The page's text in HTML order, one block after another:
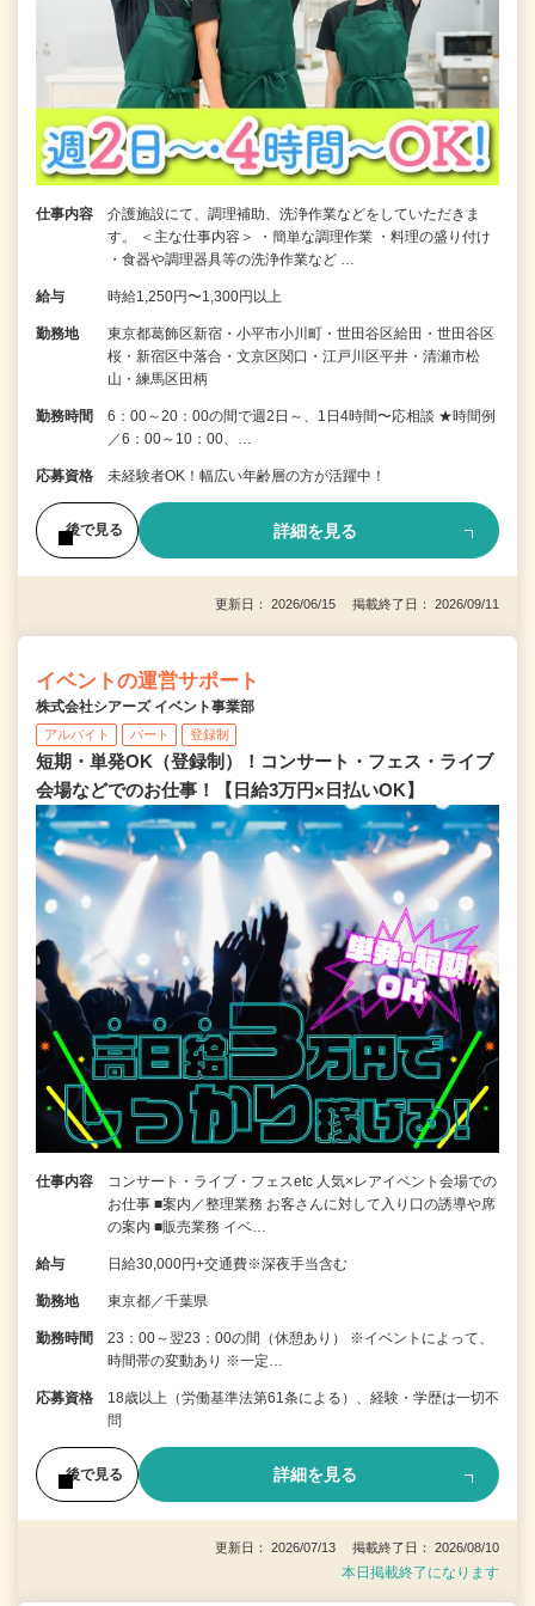
仕事内容
介護施設にて、調理補助、洗浄作業などをしていただきま
す。 ＜主な仕事内容＞ ・簡単な調理作業 ・料理の盛り付け
・食器や調理器具等の洗浄作業など …
給与 時給1,250円〜1,300円以上
勤務地
東京都葛飾区新宿・小平市小川町・世田谷区給田・世田谷区
桜・新宿区中落合・文京区関口・江戸川区平井・清瀬市松
山・練馬区田柄
勤務時間
6：00～20：00の間で週2日～、1日4時間〜応相談 ★時間例
／6：00～10：00、…
応募資格 未経験者OK！幅広い年齢層の方が活躍中！
後で見る 詳細を見る
更新日： 2026/06/15 掲載終了日： 2026/09/11
イベントの運営サポート
株式会社シアーズ イベント事業部
アルバイト パート 登録制
短期・単発OK（登録制）！コンサート・フェス・ライブ
会場などでのお仕事！【日給3万円×日払いOK】
仕事内容
コンサート・ライブ・フェスetc 人気×レアイベント会場での
お仕事 ■案内／整理業務 お客さんに対して入り口の誘導や席
の案内 ■販売業務 イベ…
給与 日給30,000円+交通費※深夜手当含む
勤務地 東京都／千葉県
勤務時間
23：00～翌23：00の間（休憩あり） ※イベントによって、
時間帯の変動あり ※一定…
応募資格
18歳以上（労働基準法第61条による）、経験・学歴は一切不
問
後で見る 詳細を見る
更新日： 2026/07/13 掲載終了日： 2026/08/10
本日掲載終了になります